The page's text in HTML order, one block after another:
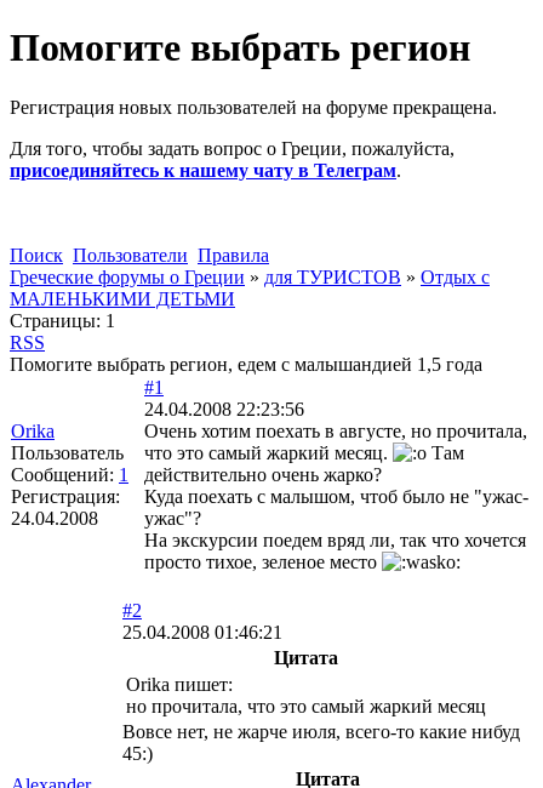
Помогите выбрать регион
Регистрация новых пользователей на форуме прекращена.
Для того, чтобы задать вопрос о Греции, пожалуйста,
присоединяйтесь к нашему чату в Телеграм.
Поиск Пользователи Правила
Греческие форумы о Греции » для ТУРИСТОВ » Отдых с
МАЛЕНЬКИМИ ДЕТЬМИ
Страницы: 1
RSS
Помогите выбрать регион, едем с малышандией 1,5 года
Orika
Пользователь
Сообщений: 1
Регистрация:
24.04.2008
#1
24.04.2008 22:23:56
Очень хотим поехать в августе, но прочитала,
что это самый жаркий месяц.
Там
действительно очень жарко?
Куда поехать с малышом, чтоб было не "ужас-
ужас"?
На экскурсии поедем вряд ли, так что хочется
просто тихое, зеленое место
#2
25.04.2008 01:46:21
Цитата
Orika пишет:
но прочитала, что это самый жаркий месяц
Вовсе нет, не жарче июля, всего-то какие нибуд
45:)
Цитата